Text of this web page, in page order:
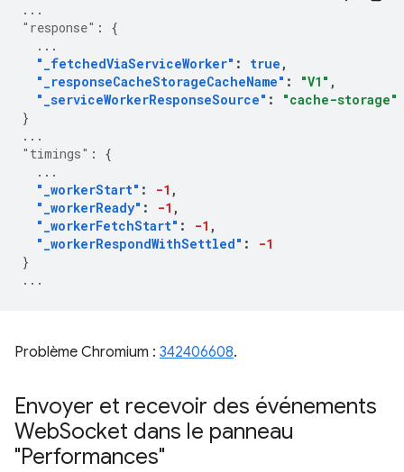
...
"response" :
{
...
"_fetchedViaServiceWorker" : true ,
"_responseCacheStorageCacheName" : "V1" ,
"_serviceWorkerResponseSource" :
"cache-storage"
}
...
"timings" :
{
...
"_workerStart" : -1 ,
"_workerReady" : -1 ,
"_workerFetchStart" : -1 ,
"_workerRespondWithSettled" :
-1
}
...
Problème Chromium : 342406608.
Envoyer et recevoir des événements
WebSocket dans le panneau
"Performances"